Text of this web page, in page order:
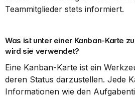
Teammitglieder stets informiert.
Was ist unter einer Kanban-Karte
wird sie verwendet?
Eine Kanban-Karte ist ein
deren Status darzustellen. Jede
Informationen wie den